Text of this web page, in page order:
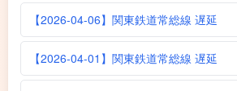
【2026-04-06】関東鉄道常総線 遅延
【2026-04-01】関東鉄道常総線 遅延